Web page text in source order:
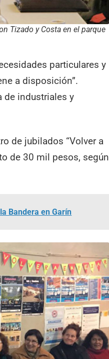
Tizado y Costa en el parque
particulares y
a disposición”.
de industriales y
de jubilados “Volver a
de 30 mil pesos, según
Bandera en Garín